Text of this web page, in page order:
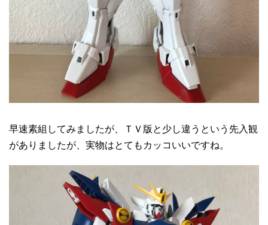
早速素組してみましたが、ＴＶ版と少し違うという先入観
がありましたが、実物はとてもカッコいいですね。